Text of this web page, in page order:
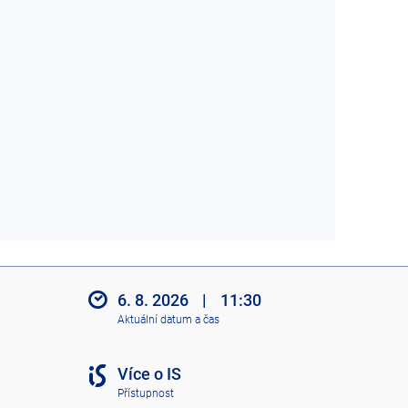
6. 8. 2026 | 11:30
Aktuální datum a čas
Více o IS
Přístupnost